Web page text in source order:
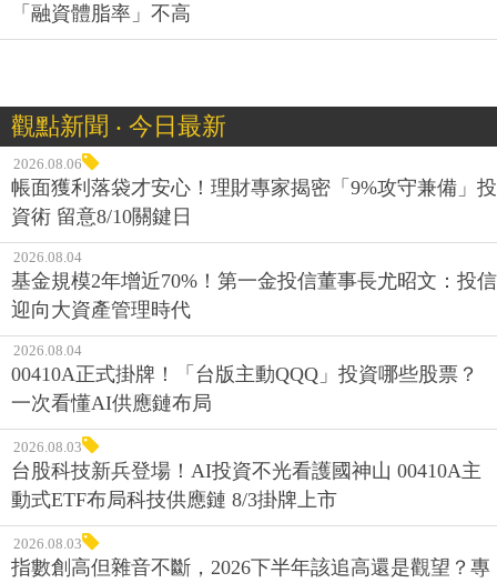
「融資體脂率」不高
觀點新聞 ‧ 今日最新
2026.08.06
帳面獲利落袋才安心！理財專家揭密「9%攻守兼備」投
資術 留意8/10關鍵日
2026.08.04
基金規模2年增近70%！第一金投信董事長尤昭文：投信
迎向大資產管理時代
2026.08.04
00410A正式掛牌！「台版主動QQQ」投資哪些股票？
一次看懂AI供應鏈布局
2026.08.03
台股科技新兵登場！AI投資不光看護國神山 00410A主
動式ETF布局科技供應鏈 8/3掛牌上市
2026.08.03
指數創高但雜音不斷，2026下半年該追高還是觀望？專